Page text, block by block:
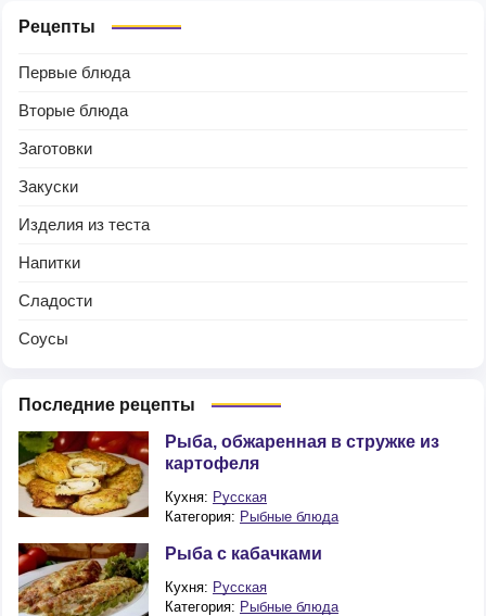
Рецепты
Первые блюда
Вторые блюда
Заготовки
Закуски
Изделия из теста
Напитки
Сладости
Соусы
Последние рецепты
Рыба, обжаренная в стружке из
картофеля
Кухня: Русская
Категория: Рыбные блюда
Рыба с кабачками
Кухня: Русская
Категория: Рыбные блюда